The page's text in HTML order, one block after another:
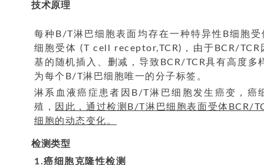
技术原理
每种B/T淋巴细胞表面均存在一种特异性B细胞
细胞受体 (T cell receptor,TCR)，由于BCR/
基的随机插入、删减，导致BCR/TCR具有高度多
为每个B/T淋巴细胞唯一的分子标签。
淋系血液癌症患者因B/T淋巴细胞发生癌变，癌
殖，
因此，通过检测B/T淋巴细胞表面受体BCR/
细胞的动态变化。
检测类型
1.癌细胞克隆性检测